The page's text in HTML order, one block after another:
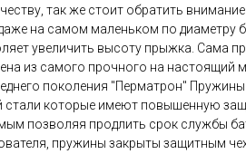
так же стоит обратить
на самом маленьком по диаметру
увеличить высоту прыжка. Сама
из самого прочного на настоящий
поколения "Перматрон"
стали которые имеют повышенную
позволяя продлить срок службы
пружины закрыты защитным